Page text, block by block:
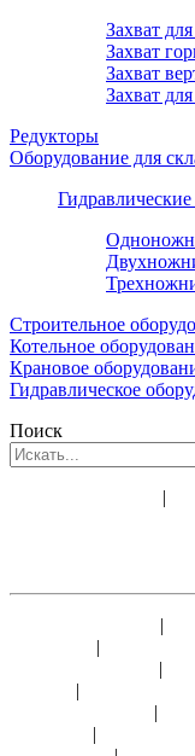
Захват
Захват
Захват
Захват
Редукторы
Оборудование для
Строительное
Котельное
Крановое
Гидравлическое
Поиск
|
|
|
|
|
|
|